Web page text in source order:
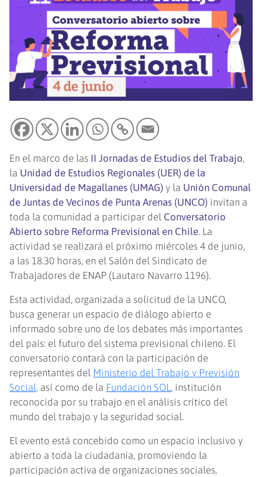
En el marco de las II Jornadas de Estudios del Trabajo,
la Unidad de Estudios Regionales (UER) de la
Universidad de Magallanes (UMAG) y la Unión Comunal
de Juntas de Vecinos de Punta Arenas (UNCO) invitan a
toda la comunidad a participar del Conversatorio
Abierto sobre Reforma Previsional en Chile. La
actividad se realizará el próximo miércoles 4 de junio,
a las 18.30 horas, en el Salón del Sindicato de
Trabajadores de ENAP (Lautaro Navarro 1196).
Esta actividad, organizada a solicitud de la UNCO,
busca generar un espacio de diálogo abierto e
informado sobre uno de los debates más importantes
del país: el futuro del sistema previsional chileno. El
conversatorio contará con la participación de
representantes del Ministerio del Trabajo y Previsión
Social, así como de la Fundación SOL, institución
reconocida por su trabajo en el análisis crítico del
mundo del trabajo y la seguridad social.
El evento está concebido como un espacio inclusivo y
abierto a toda la ciudadanía, promoviendo la
participación activa de organizaciones sociales,